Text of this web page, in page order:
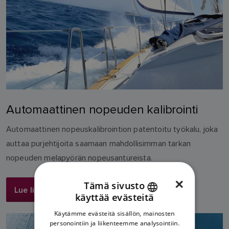
Automaattinen nopeuden kalibrointi
Automaattinen nopeuskalibrointion patentoitu työkalu, joka
auttaa purjehtijoita saamaan mahdollisimman tarkan
nopeuden melapyörän nopeusantureista.
Lue lisää
ENGLISH
×
Tämä sivusto
käyttää evästeitä
Käytämme evästeitä sisällön, mainosten
personointiin ja liikenteemme analysointiin.